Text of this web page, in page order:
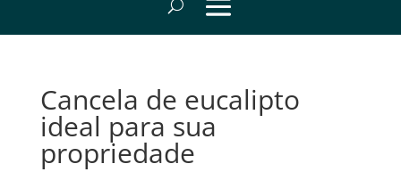
Cancela de eucalipto
ideal para sua
propriedade